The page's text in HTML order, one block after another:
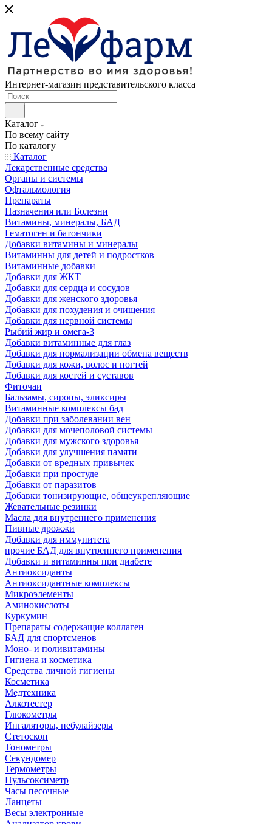
Интернет-магазин представительского класса
Каталог
По всему сайту
По каталогу
Каталог
Лекарственные средства
Органы и системы
Офтальмология
Препараты
Назначения или Болезни
Витамины, минералы, БАД
Гематоген и батончики
Добавки витамины и минералы
Витаминны для детей и подростков
Витаминные добавки
Добавки для ЖКТ
Добавки для сердца и сосудов
Добавки для женского здоровья
Добавки для похудения и очищения
Добавки для нервной системы
Рыбий жир и омега-3
Добавки витаминные для глаз
Добавки для нормализации обмена веществ
Добавки для кожи, волос и ногтей
Добавки для костей и суставов
Фиточаи
Бальзамы, сиропы, эликсиры
Витаминные комплексы бад
Добавки при заболевании вен
Добавки для мочеполовой системы
Добавки для мужского здоровья
Добавки для улучшения памяти
Добавки от вредных привычек
Добавки при простуде
Добавки от паразитов
Добавки тонизирующие, общеукрепляющие
Жевательные резинки
Масла для внутреннего применения
Пивные дрожжи
Добавки для иммунитета
прочие БАД для внутреннего применения
Добавки и витаминны при диабете
Антиоксиданты
Антиоксидантные комплексы
Микроэлементы
Аминокислоты
Куркумин
Препараты содержащие коллаген
БАД для спортсменов
Моно- и поливитамины
Гигиена и косметика
Средства личной гигиены
Косметика
Медтехника
Алкотестер
Глюкометры
Ингаляторы, небулайзеры
Стетоскоп
Тонометры
Секундомер
Термометры
Пульсоксиметр
Часы песочные
Ланцеты
Весы электронные